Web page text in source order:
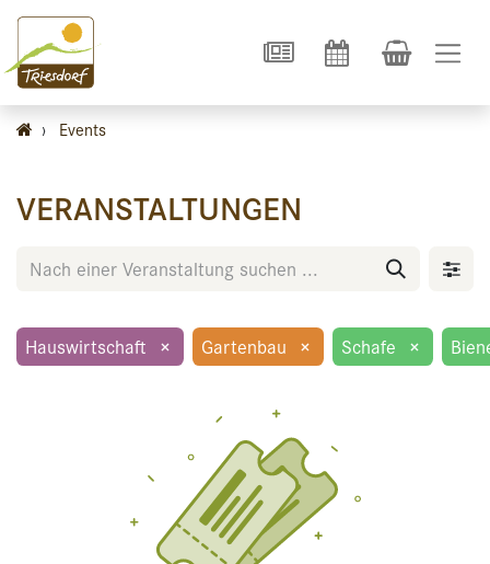
› Events
VERANSTALTUNGEN
Hauswirtschaft × Gartenbau × Schafe ×